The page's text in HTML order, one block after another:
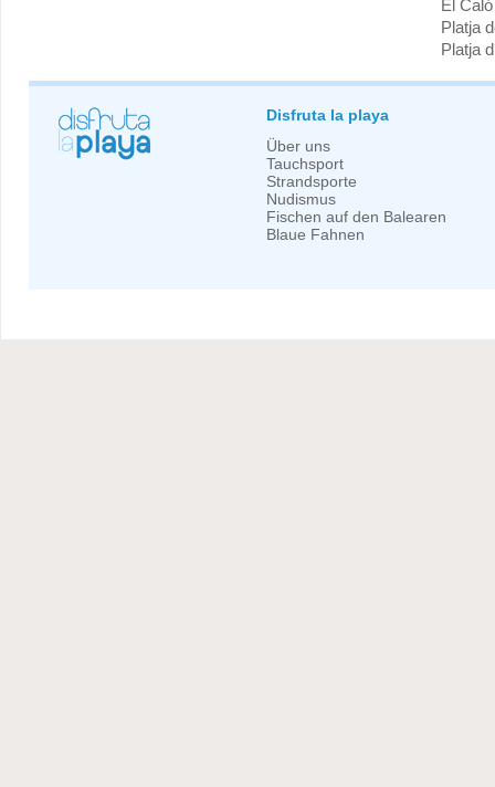
El Caló
Platja
Platja
Disfruta la playa
Über uns
Tauchsport
Strandsporte
Nudismus
Fischen auf den Balearen
Blaue Fahnen